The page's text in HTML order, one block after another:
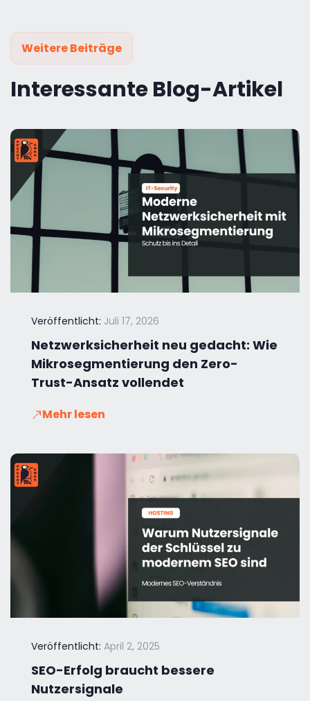
Weitere Beiträge
Interessante Blog-Artikel
Veröffentlicht: Juli 17, 2026
Netzwerksicherheit neu gedacht: Wie
Mikrosegmentierung den Zero-
Trust-Ansatz vollendet
Mehr lesen
Veröffentlicht: April 2, 2025
SEO-Erfolg braucht bessere
Nutzersignale